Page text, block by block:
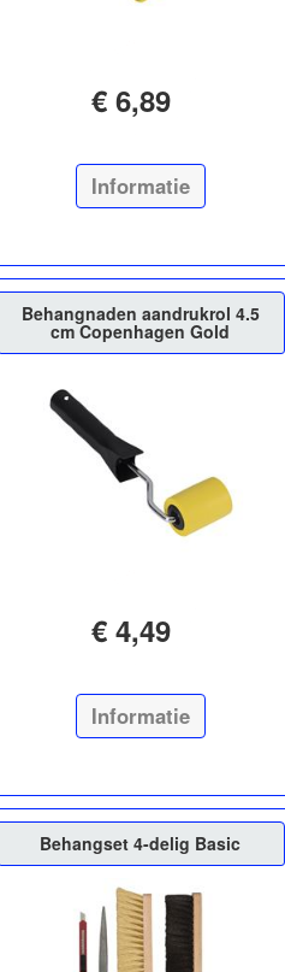
€ 6,89
Informatie
Behangnaden aandrukrol 4.5
cm Copenhagen Gold
€ 4,49
Informatie
Behangset 4-delig Basic